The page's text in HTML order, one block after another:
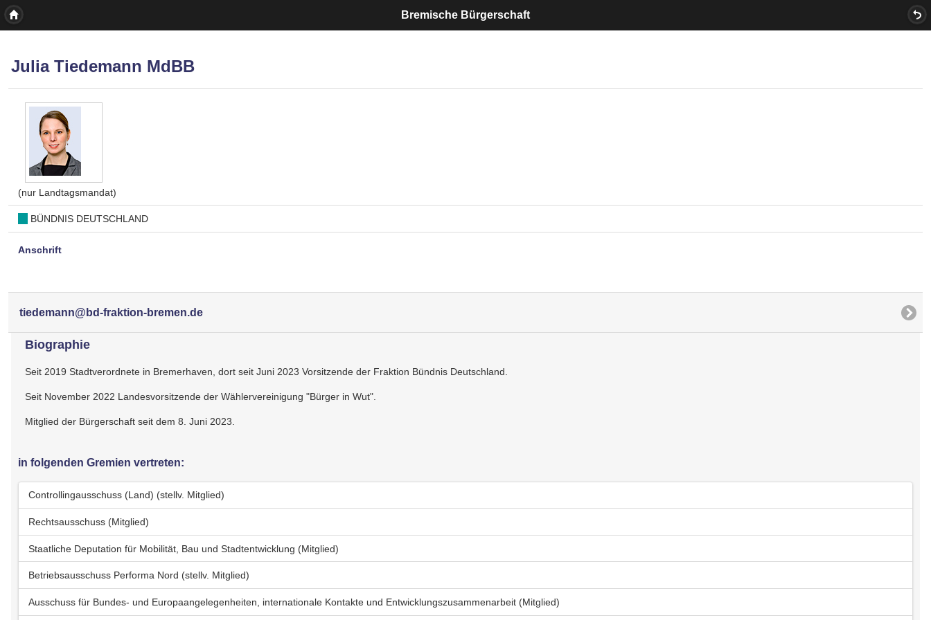
Bremische Bürgerschaft
Julia Tiedemann MdBB
(nur Landtagsmandat)
BÜNDNIS DEUTSCHLAND
Anschrift
tiedemann@bd-fraktion-bremen.de
Biographie
Seit 2019 Stadtverordnete in Bremerhaven, dort seit Juni 2023 Vorsitzende der Fraktion Bündnis Deutschland.
Seit November 2022 Landesvorsitzende der Wählervereinigung "Bürger in Wut".
Mitglied der Bürgerschaft seit dem 8. Juni 2023.
in folgenden Gremien vertreten:
Controllingausschuss (Land) (stellv. Mitglied)
Rechtsausschuss (Mitglied)
Staatliche Deputation für Mobilität, Bau und Stadtentwicklung (Mitglied)
Betriebsausschuss Performa Nord (stellv. Mitglied)
Ausschuss für Bundes- und Europaangelegenheiten, internationale Kontakte und Entwicklungszusammenarbeit (Mitglied)